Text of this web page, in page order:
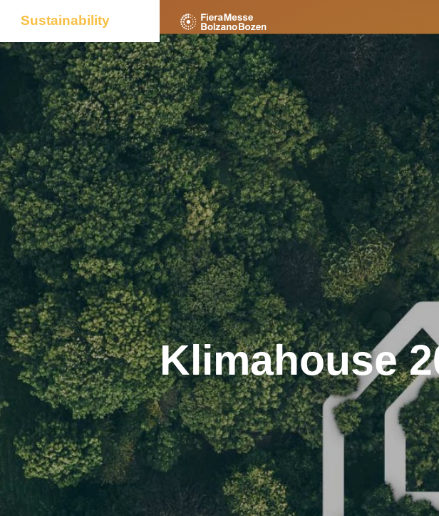
Sustainability
Klimahouse